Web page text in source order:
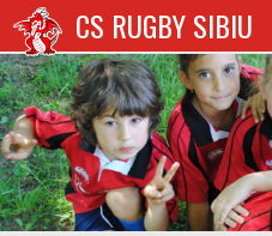
conținut
CS RUGBY SIBIU